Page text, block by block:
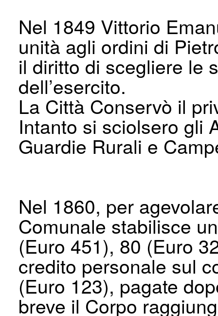
Nel 1849 Vittorio
unità agli ordini di
il diritto di scegliere le
dell’esercito.
La Città Conservò il
Intanto si sciolsero gli
Guardie Rurali e
Nel 1860, per
Comunale stabilisce
(Euro 451), 80 (Euro
credito personale sul
(Euro 123), pagate
breve il Corpo